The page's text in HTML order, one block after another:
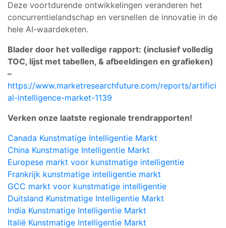
Deze voortdurende ontwikkelingen veranderen het
concurrentielandschap en versnellen de innovatie in de
hele AI-waardeketen.
Blader door het volledige rapport: (inclusief volledig
TOC, lijst met tabellen, & afbeeldingen en grafieken)
–
https://www.marketresearchfuture.com/reports/artifici
al-intelligence-market-1139
Verken onze laatste regionale trendrapporten!
Canada Kunstmatige Intelligentie Markt
China Kunstmatige Intelligentie Markt
Europese markt voor kunstmatige intelligentie
Frankrijk kunstmatige intelligentie markt
GCC markt voor kunstmatige intelligentie
Duitsland Kunstmatige Intelligentie Markt
India Kunstmatige Intelligentie Markt
Italië Kunstmatige Intelligentie Markt